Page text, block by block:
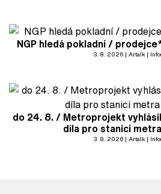
NGP hledá pokladní /
3. 8. 2026 Artalk
do 24. 8. / Metroprojekt
díla pro stanici
3. 8. 2026 Artalk